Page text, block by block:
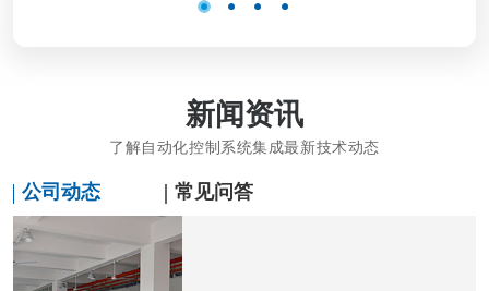
新闻资讯
了解自动化控制系统集成最新技术动态
公司动态 常见问答